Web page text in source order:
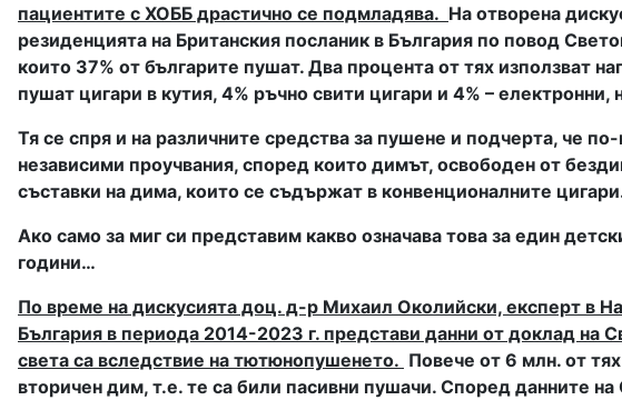
пациентите с ХОББ драстично се подмладява. На отворена
резиденцията на Британския посланик в България по повод
които 37% от българите пушат. Два процента от тях използват
пушат цигари в кутия, 4% ръчно свити цигари и 4% –
Тя се спря и на различните средства за пушене и подчерта, че
независими проучвания, според които димът, освободен от
съставки на дима, които се съдържат в конвенционалните
Ако само за миг си представим какво означава това за един
години…
По време на дискусията доц. д-р Михаил Околийски, експерт в
България в периода 2014-2023 г. представи данни от доклад на
света са вследствие на тютюнопушенето. Повече от 6 млн. от
вторичен дим, т.е. те са били пасивни пушачи. Според данните